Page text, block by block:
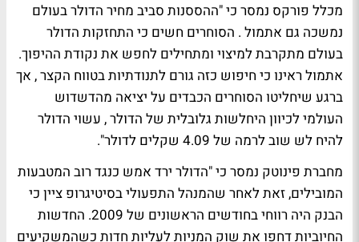
מכלל פורקס נמסר כי "ההססנות סביב מחיר הדולר בעולם
נמשכה גם אתמול . הסוחרים חשים כי התחזקות הדולר
בעולם מתקרבת למיצוי ומתחילים לחפש את נקודת ההיפוך.
אתמול ראינו כי חיפוש כזה גורם לתנודתיות בטווח הקצר , אך
ברגע שיחליטו הסוחרים הכבדים על יציאה מהדשדוש
העולמי לכיוון היחלשות גלובלית של הדולר , עשוי הדולר
להיח לש שוב לרמה של 4.09 שקלים לדולר".
מחברת פינוטק נמסר כי "הדולר ירד אמש כנגד רוב המטבעות
המובילים, זאת לאחר שהמנהל התפעולי בסיטיגרופ ציין כי
הבנק היה רווחי בחודשים הראשונים של 2009. החדשות
החיוביות דחפו את שוק המניות לעליות חדות כשהמשקיעים